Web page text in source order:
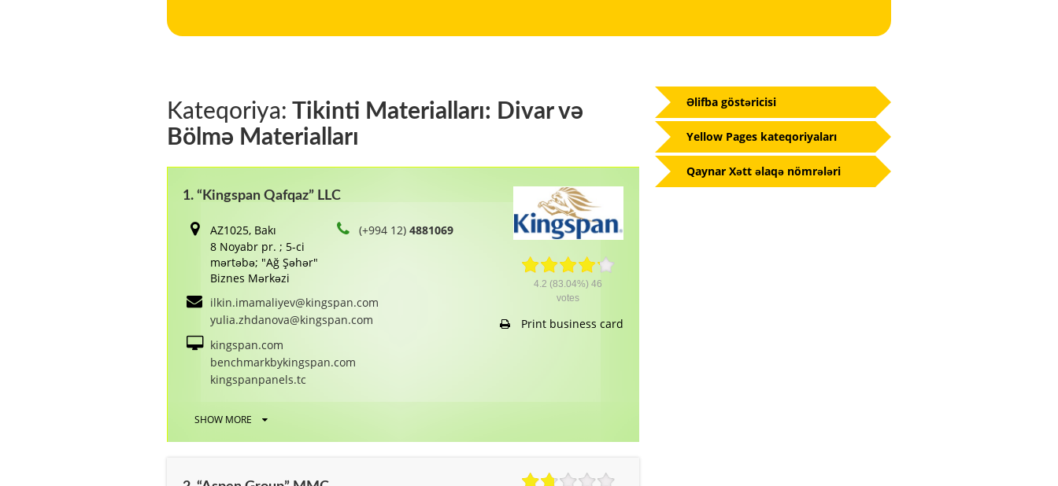
Kateqoriya: Tikinti Materialları: Divar və
Bölmə Materialları
1. “Kingspan Qafqaz” LLC
AZ1025, Bakı
8 Noyabr pr. ; 5-ci
mərtəbə; "Ağ Şəhər"
Biznes Mərkəzi
(+994 12)4881069
ilkin.imamaliyev@kingspan.com
yulia.zhdanova@kingspan.com
kingspan.com
benchmarkbykingspan.com
kingspanpanels.tc
SHOW MORE
4.2 (83.04%)46
votes
Print business card
Əlifba göstəricisi
Yellow Pages kateqoriyaları
Qaynar Xətt əlaqə nömrələri